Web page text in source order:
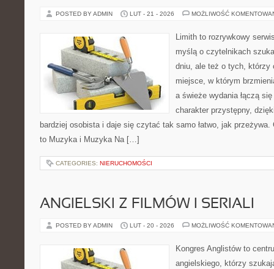
POSTED BY ADMIN LUT - 21 - 2026 MOŻLIWOŚĆ
Limith to rozrywkowy
myślą o czytelnikach
dniu, ale też o tych, którzy
miejsce, w którym
a świeże wydania łączą
charakter przystępny,
bardziej osobista i daje się czytać tak samo łatwo, jak przeżywa.
to Muzyka i Muzyka Na […]
CATEGORIES: NIERUCHOMOŚCI
ANGIELSKI Z FILMÓW I SERIALI
POSTED BY ADMIN LUT - 20 - 2026 MOŻLIWOŚĆ
Kongres Anglistów to
angielskiego, którzy